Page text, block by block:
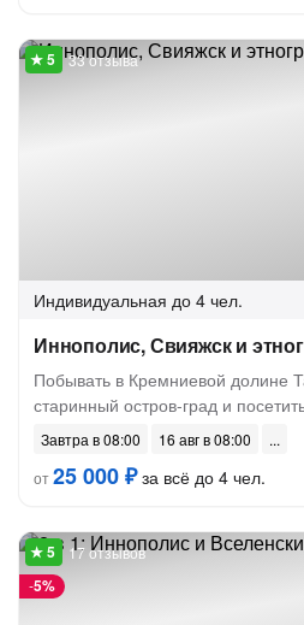
33 отзыва
Индивидуальная до 4 чел.
Иннополис, Свияжск и
Побывать в Кремниевой долине
старинный остров-град и
Завтра в 08:00
16 авг в 08:00
от25 000 ₽за всё до 4 чел.
-5%
17 отзывов